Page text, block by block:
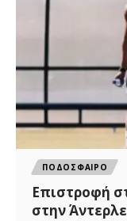
ΠΟΔΟΣΦΑΙΡΟ
Επιστροφή
στην